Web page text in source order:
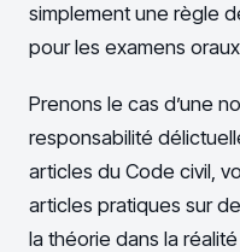
simplement une règle
pour les examens
Prenons le cas d’une
responsabilité
articles du Code civil,
articles pratiques sur
la théorie dans la